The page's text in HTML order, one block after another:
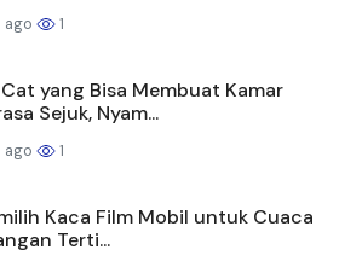
ago 1
yang Bisa Membuat Kamar
Sejuk, Nyam...
ago 1
Kaca Film Mobil untuk Cuaca
Terti...